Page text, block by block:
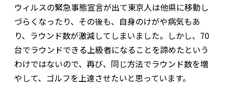
ウィルスの緊急事態宣言が出て東京人は他県に移動し
づらくなったり、その後も、自身のけがや病気もあ
り、ラウンド数が激減してしまいました。しかし、70
台でラウンドできる上級者になることを諦めたという
わけではないので、再び、同じ方法でラウンド数を増
やして、ゴルフを上達させたいと思っています。